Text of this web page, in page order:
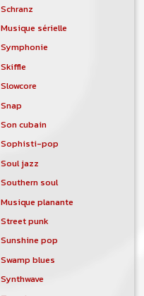
Schranz
Musique sérielle
Symphonie
Skiffle
Slowcore
Snap
Son cubain
Sophisti-pop
Soul jazz
Southern soul
Musique planante
Street punk
Sunshine pop
Swamp blues
Synthwave